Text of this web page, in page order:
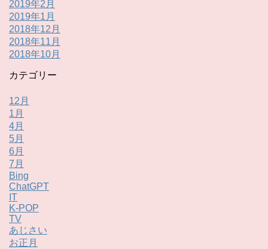
2019年2月
2019年1月
2018年12月
2018年11月
2018年10月
カテゴリー
12月
1月
4月
5月
6月
7月
Bing
ChatGPT
IT
K-POP
TV
あじさい
お正月